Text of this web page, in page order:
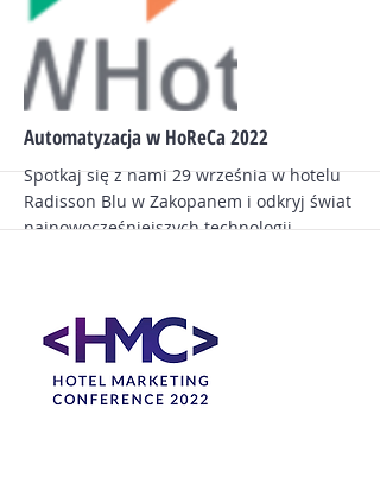
hotelowych i funduszy inwestycyjnych z
całej Europy. To najskuteczniejsza
platforma do zacieśniania relacji
biznesowych na najwyższym poziomie!
Więcej
Automatyzacja w HoReCa 2022
Spotkaj się z nami 29 września w hotelu
Radisson Blu w Zakopanem i odkryj świat
najnowocześniejszych technologii